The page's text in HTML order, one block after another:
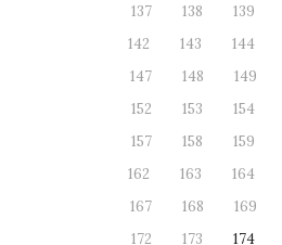
137
138 139
142
143 144
147
148 149
152
153 154
157
158 159
162
163 164
167
168 169
172
173 174